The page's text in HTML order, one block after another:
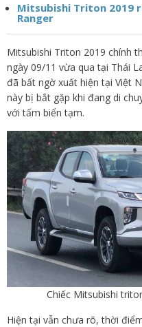
Mitsubishi Triton 2019
Ranger
Mitsubishi Triton 2019 chính
ngày 09/11 vừa qua tại Thái
đã bất ngờ xuất hiện tại Việt
này bị bắt gặp khi đang di
với tấm biển tạm.
Chiếc Mitsubishi
Hiện tại vẫn chưa rõ, thời